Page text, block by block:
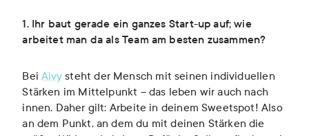
1. Ihr baut gerade ein ganzes Start-up auf; wie
arbeitet man da als Team am besten zusammen?
BeiAivysteht der Mensch mit seinen individuellen
Stärken im Mittelpunkt – das leben wir auch nach
innen. Daher gilt: Arbeite in deinem Sweetspot! Also
an dem Punkt, an dem du mit deinen Stärken die